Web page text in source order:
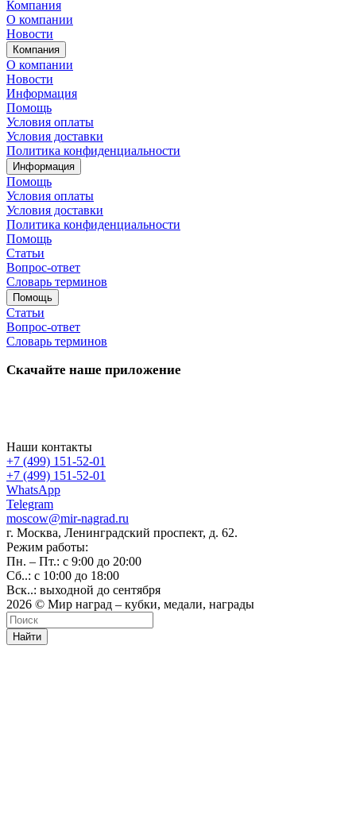
Компания
О компании
Новости
Компания
О компании
Новости
Информация
Помощь
Условия оплаты
Условия доставки
Политика конфиденциальности
Информация
Помощь
Условия оплаты
Условия доставки
Политика конфиденциальности
Помощь
Статьи
Вопрос-ответ
Словарь терминов
Помощь
Статьи
Вопрос-ответ
Словарь терминов
Скачайте наше приложение
Наши контакты
+7 (499) 151-52-01
+7 (499) 151-52-01
WhatsApp
Telegram
moscow@mir-nagrad.ru
г. Москва, Ленинградский проспект, д. 62.
Режим работы:
Пн. – Пт.: с 9:00 до 20:00
Сб..: с 10:00 до 18:00
Вск..: выходной до сентября
2026 © Мир наград – кубки, медали, награды
Найти